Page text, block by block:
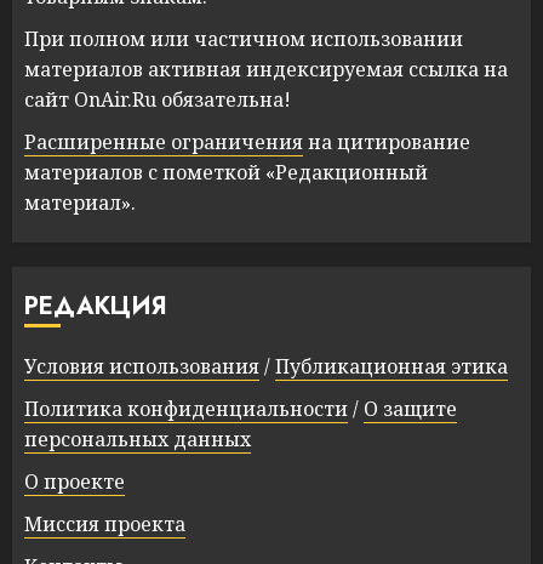
При полном или частичном использовании
материалов активная индексируемая ссылка на
сайт OnAir.Ru обязательна!
Расширенные ограниченияна цитирование
материалов с пометкой «Редакционный
материал».
РЕДАКЦИЯ
Условия использования/Публикационная этика
Политика конфиденциальности/ О защите
персональных данных
О проекте
Миссия проекта